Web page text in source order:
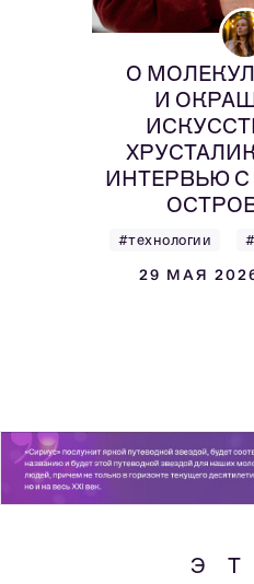
О
И
ИНТЕРВЬЮ
#технологии
29 МАЯ